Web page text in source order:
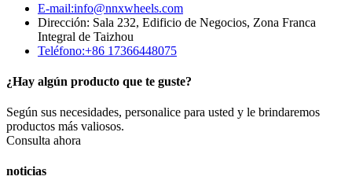
E-mail:info@nnxwheels.com
Dirección: Sala 232, Edificio de Negocios, Zona Franca
Integral de Taizhou
Teléfono:+86 17366448075
¿Hay algún producto que te guste?
Según sus necesidades, personalice para usted y le brindaremos
productos más valiosos.
Consulta ahora
noticias